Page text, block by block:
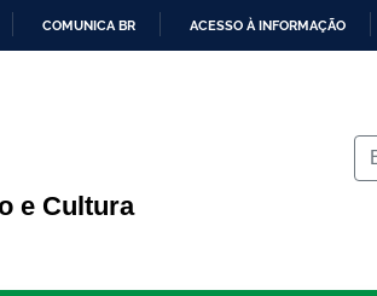
COMUNICA BR ACESSO À INFORMAÇÃO
e Cultura